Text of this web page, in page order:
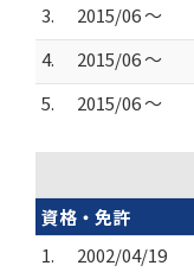
3. 2015/06 ～
4.
2015/06 ～
5.
2015/06 ～
資格・免許
1.
2002/04/19